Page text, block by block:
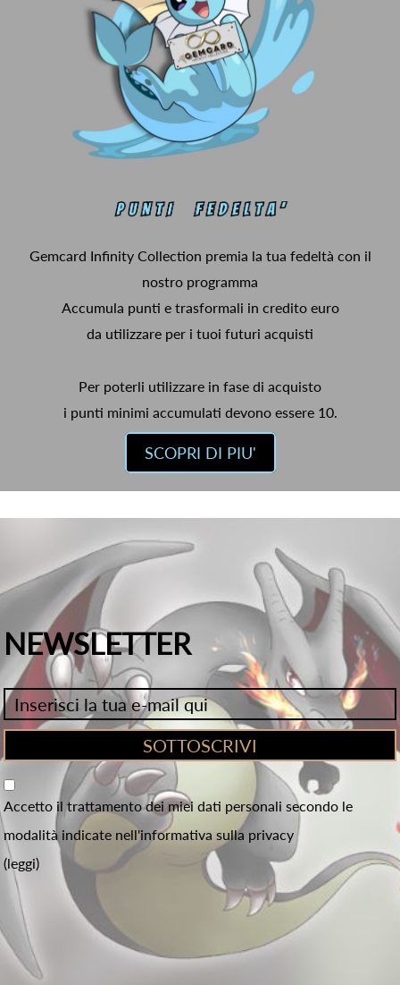
Gemcard Infinity Collection premia la tua fedeltà con il
nostro programma
Accumula punti e trasformali in credito euro
da utilizzare per i tuoi futuri acquisti
Per poterli utilizzare in fase di acquisto
i punti minimi accumulati devono essere 10.
SCOPRI DI PIU'
NEWSLETTER
Accetto il trattamento dei miei dati personali secondo le
modalità indicate nell'informativa sulla privacy
(leggi)